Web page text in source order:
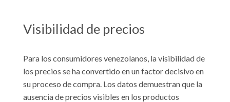
Visibilidad de precios
Para los consumidores venezolanos, la visibilidad de
los precios se ha convertido en un factor decisivo en
su proceso de compra. Los datos demuestran que la
ausencia de precios visibles en los productos